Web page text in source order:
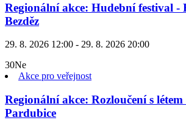
Regionální akce: Hudební festival -
Bezděz
29. 8. 2026 12:00 - 29. 8. 2026 20:00
30Ne
Akce pro veřejnost
Regionální akce: Rozloučení s létem
Pardubice